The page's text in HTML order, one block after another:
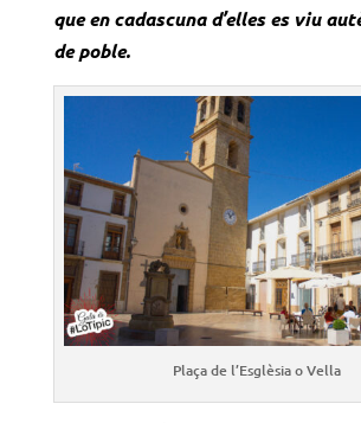
que en cadascuna d’elles es viu
de poble.
Plaça de l’Esglèsia o Vella